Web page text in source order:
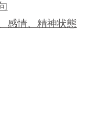
感情、精神状態